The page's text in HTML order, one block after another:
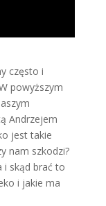
często i
powyższym
Andrzejem
jest takie
nam szkodzi?
i skąd brać to
i jakie ma